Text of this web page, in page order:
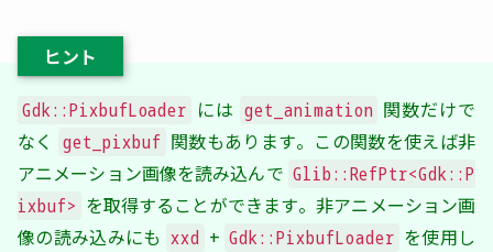
ヒント
Gdk::PixbufLoader には get_animation 関数だけで
なく get_pixbuf 関数もあります。この関数を使えば非
アニメーション画像を読み込んで Glib::RefPtr<Gdk::P
ixbuf> を取得することができます。非アニメーション画
像の読み込みにも xxd + Gdk::PixbufLoader を使用し